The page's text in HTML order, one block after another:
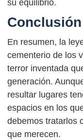
su equilibrio.
Conclusión
En resumen, la
cementerio de los
terror inventada
generación.
resultar lugares
espacios en los
debemos tratarlos
que merecen.